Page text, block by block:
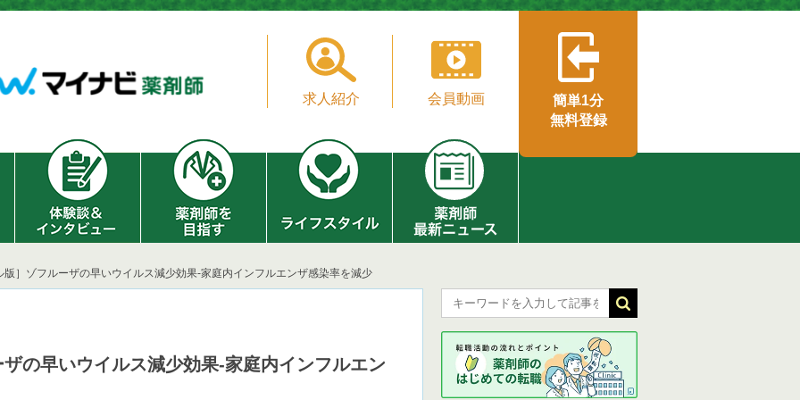
求人紹介 会員動画
簡単1分
無料登録
版］ゾフルーザの早いウイルス減少効果‐家庭内インフルエンザ感染率を減少
の早いウイルス減少効果‐家庭内インフルエン